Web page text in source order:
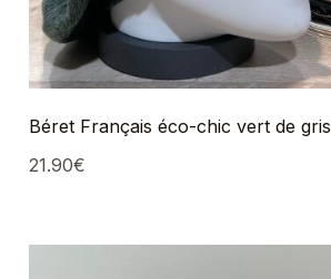
Béret Français éco-chic vert de gris
21.90€